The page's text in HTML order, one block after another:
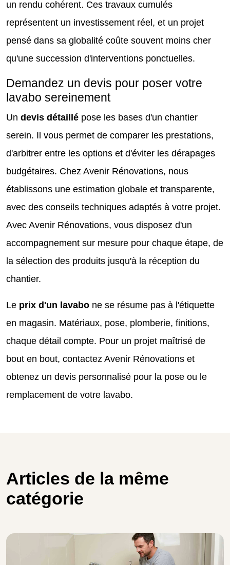
un rendu cohérent. Ces travaux cumulés
représentent un investissement réel, et un projet
pensé dans sa globalité coûte souvent moins cher
qu'une succession d'interventions ponctuelles.
Demandez un devis pour poser votre
lavabo sereinement
Un devis détaillé pose les bases d'un chantier
serein. Il vous permet de comparer les prestations,
d'arbitrer entre les options et d'éviter les dérapages
budgétaires. Chez Avenir Rénovations, nous
établissons une estimation globale et transparente,
avec des conseils techniques adaptés à votre projet.
Avec Avenir Rénovations, vous disposez d'un
accompagnement sur mesure pour chaque étape, de
la sélection des produits jusqu'à la réception du
chantier.
Le prix d'un lavabo ne se résume pas à l'étiquette
en magasin. Matériaux, pose, plomberie, finitions,
chaque détail compte. Pour un projet maîtrisé de
bout en bout, contactez Avenir Rénovations et
obtenez un devis personnalisé pour la pose ou le
remplacement de votre lavabo.
Articles de la même
catégorie